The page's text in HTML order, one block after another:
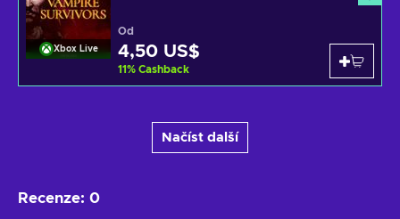
Xbox Live
Od
4,50 US$
11% Cashback
Načíst další
Recenze: 0